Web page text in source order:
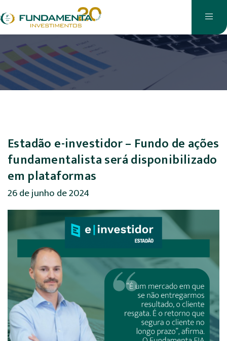
Estadão e-investidor – Fundo de ações
fundamentalista será disponibilizado
em plataformas
26 de junho de 2024